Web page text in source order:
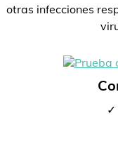
otras infecciones
✓